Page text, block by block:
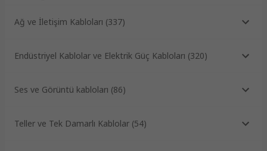
Ağ ve İletişim Kabloları (337)
Endüstriyel Kablolar ve Elektrik Güç Kabloları (320)
Ses ve Görüntü kabloları (86)
Teller ve Tek Damarlı Kablolar (54)